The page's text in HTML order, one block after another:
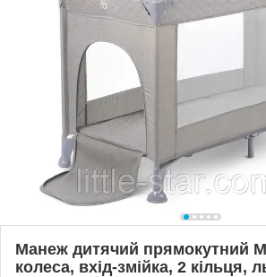
Манеж дитячий прямокутний
колеса, вхід-змійка, 2 кільця,